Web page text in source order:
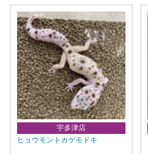
宇多津店
ヒョウモントカゲモドキ